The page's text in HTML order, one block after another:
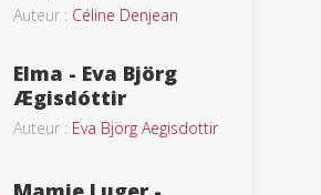
Auteur : Céline Denjean
Elma - Eva Björg
Ægisdóttir
Auteur : Eva Björg Aegisdottir